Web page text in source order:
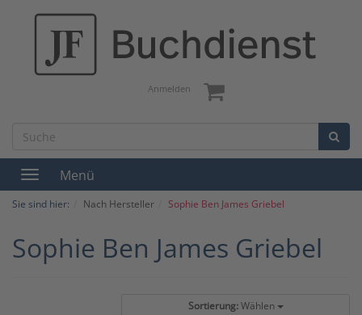
Anmelden
Toggle
navigation
Menü
Sie sind hier: Nach Hersteller Sophie Ben James Griebel
Sophie Ben James Griebel
Sortierung: Wählen